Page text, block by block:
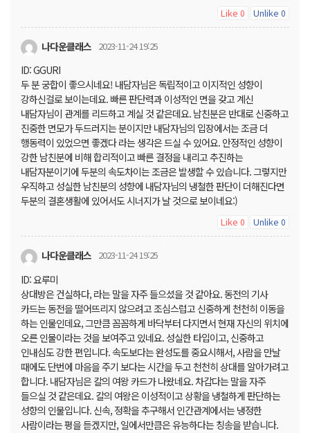
Like 0 Unlike 0
나다운클래스 2023-11-24 19:25
ID: GGURI
두 분 궁합이 좋으시네요! 내담자님은 독립적이고 이지적인 성향이
강하신걸로 보이는데요. 빠른 판단력과 이성적인 면을 갖고 계신
내담자님이 관계를 리드하고 계실 것 같은데요. 남친분은 반대로 신중하고
진중한 면모가 두드러지는 분이지만 내담자님의 입장에서는 조금 더
행동력이 있었으면 좋겠다 라는 생각은 드실 수 있어요. 안정적인 성향이
강한 남친분에 비해 합리적이고 빠른 결정을 내리고 추진하는
내담자분이기에 두분의 속도차이는 조금은 발생할 수 있습니다. 그렇지만
우직하고 성실한 남친분의 성향에 내담자님의 냉철한 판단이 더해진다면
두분의 결혼생활에 있어서도 시너지가 날 것으로 보이네요:)
Like 0 Unlike 0
나다운클래스 2023-11-24 19:25
ID: 요루미
상대방은 건실하다, 라는 말을 자주 들으셨을 것 같아요. 동전의 기사
카드는 동전을 떨어뜨리지 않으려고 조심스럽고 신중하게 천천히 이동을
하는 인물인데요, 그만큼 꼼꼼하게 바닥부터 다지면서 현재 자신의 위치에
오른 인물이라는 것을 보여주고 있네요. 성실한 타입이고, 신중하고
인내심도 강한 편입니다. 속도보다는 완성도를 중요시해서, 사람을 만날
때에도 단번에 마음을 주기 보다는 시간을 두고 천천히 상대를 알아가려고
합니다. 내담자님은 칼의 여왕 카드가 나왔네요. 차갑다는 말을 자주
들으실 것 같은데요. 칼의 여왕은 이성적이고 상황을 냉철하게 판단하는
성향의 인물입니다. 신속, 정확을 추구해서 인간관계에서는 냉정한
사람이라는 평을 듣겠지만, 일에서만큼은 유능하다는 칭송을 받습니다.